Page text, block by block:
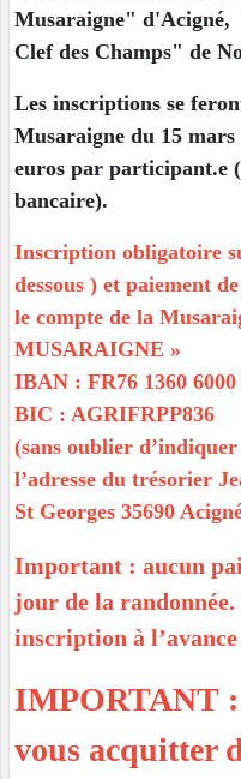
Musaraigne"
Clef des Champs" de
Les inscriptions se
Musaraigne du 15
euros par participant.e
bancaire).
Inscription obligatoire
dessous ) et paiement
le compte de la
MUSARAIGNE »
IBAN : FR76 1360 6000
BIC : AGRIFRPP836
(sans oublier
l’adresse du trésorier
St Georges 35690
Important : aucun
jour de la
inscription à l’avance
IMPORTANT
vous acquitter